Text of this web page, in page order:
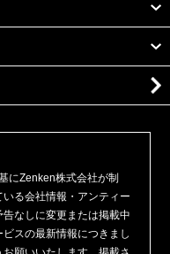
にZenken株式会社が制
る会社情報・アンティー
なしに変更または掲載中
スの最新情報につきまし